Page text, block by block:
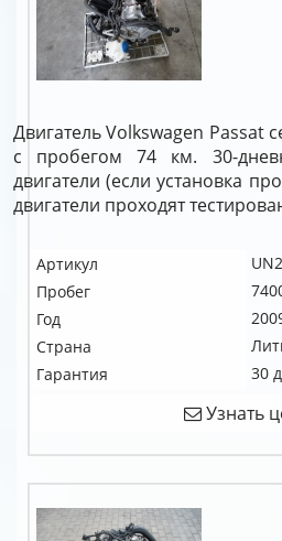
Двигатель Volkswagen Passat
с пробегом 74 км. 30-
двигатели (если установка
двигатели проходят
Артикул
Пробег
Год
Страна
Гарантия
30
Узнать